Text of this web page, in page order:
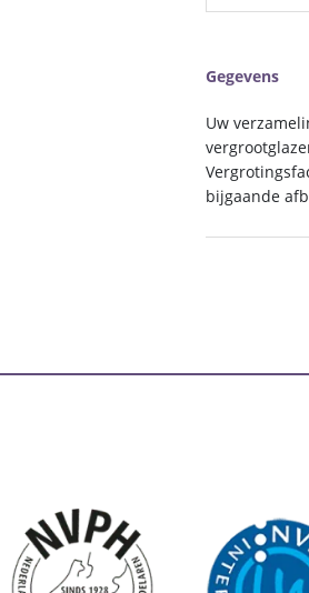
loupe
aantal
Gegevens
Uw
bijgaande